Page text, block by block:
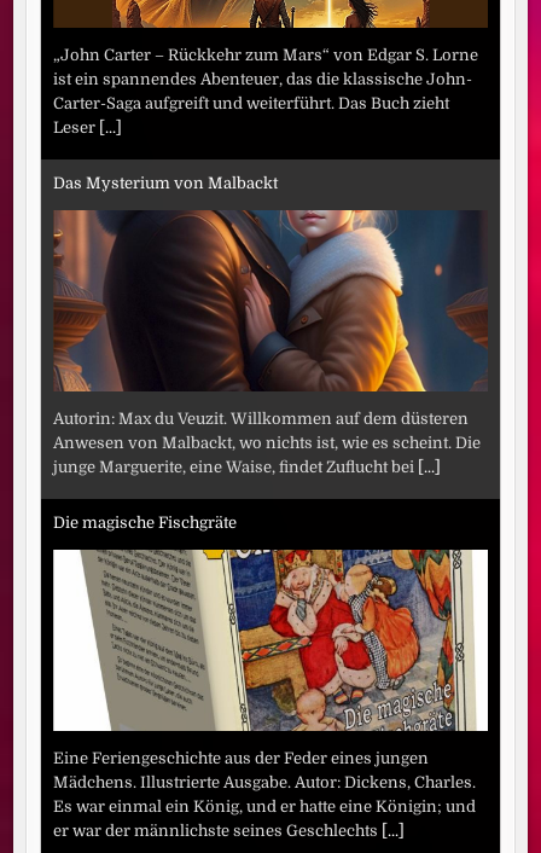
„John Carter – Rückkehr zum Mars“ von Edgar S. Lorne
ist ein spannendes Abenteuer, das die klassische John-
Carter-Saga aufgreift und weiterführt. Das Buch zieht
Leser [...]
Das Mysterium von Malbackt
Autorin: Max du Veuzit. Willkommen auf dem düsteren
Anwesen von Malbackt, wo nichts ist, wie es scheint. Die
junge Marguerite, eine Waise, findet Zuflucht bei [...]
Die magische Fischgräte
Eine Feriengeschichte aus der Feder eines jungen
Mädchens. Illustrierte Ausgabe. Autor: Dickens, Charles.
Es war einmal ein König, und er hatte eine Königin; und
er war der männlichste seines Geschlechts [...]